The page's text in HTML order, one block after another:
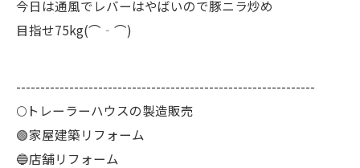
今日は通風でレバーはやばいので豚ニラ炒め
目指せ75kg(⌒‐⌒)
--------------------------------------------------------------
🌕️トレーラーハウスの製造販売
🟢家屋建築リフォーム
🔵店舗リフォーム